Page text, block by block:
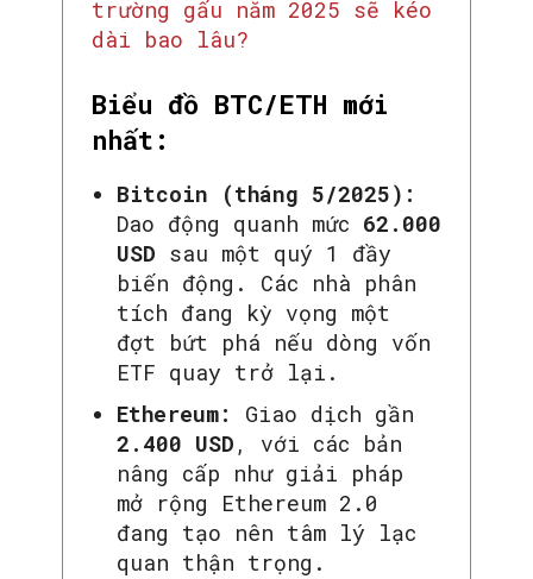
trường gấu năm 2025 sẽ kéo
dài bao lâu?
Biểu đồ BTC/ETH mới
nhất:
Bitcoin (tháng 5/2025):
Dao động quanh mức 62.000
USD sau một quý 1 đầy
biến động. Các nhà phân
tích đang kỳ vọng một
đợt bứt phá nếu dòng vốn
ETF quay trở lại.
Ethereum:
Giao dịch gần
2.400 USD , với các bản
nâng cấp như giải pháp
mở rộng Ethereum 2.0
đang tạo nên tâm lý lạc
quan thận trọng.